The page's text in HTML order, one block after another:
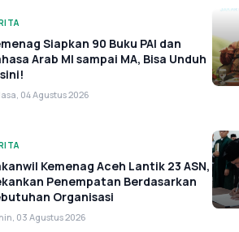
Siapkan 90 Buku PAI dan
Arab MI sampai MA, Bisa Unduh
04 Agustus 2026
Kemenag Aceh Lantik 23 ASN,
Penempatan Berdasarkan
Organisasi
03 Agustus 2026